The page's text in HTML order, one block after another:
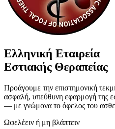
Ελληνική Εταιρεία
Εστιακής Θεραπείας
Προάγουμε την επιστημονική
ασφαλή, υπεύθυνη εφαρμογή της
— με γνώμονα το όφελος του
Ωφελέειν ή μη βλάπτειν